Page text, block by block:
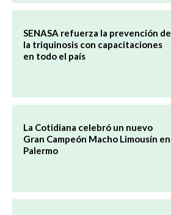
SENASA refuerza la prevención de
la triquinosis con capacitaciones
en todo el país
La Cotidiana celebró un nuevo
Gran Campeón Macho Limousín en
Palermo